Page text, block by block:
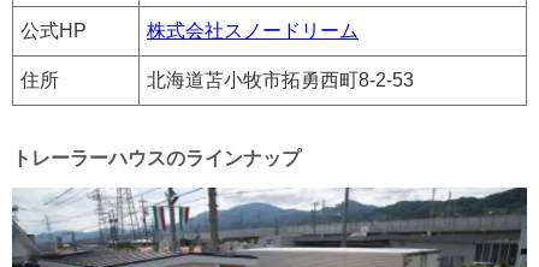
公式HP 株式会社スノードリーム
住所 北海道苫小牧市拓勇西町8-2-53
トレーラーハウスのラインナップ